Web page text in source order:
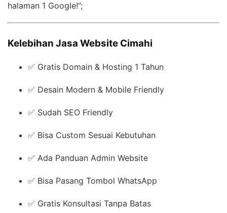
halaman 1 Google!”;
Kelebihan Jasa Website Cimahi
✅ Gratis Domain & Hosting 1 Tahun
✅ Desain Modern & Mobile Friendly
✅ Sudah SEO Friendly
✅ Bisa Custom Sesuai Kebutuhan
✅ Ada Panduan Admin Website
✅ Bisa Pasang Tombol WhatsApp
✅ Gratis Konsultasi Tanpa Batas